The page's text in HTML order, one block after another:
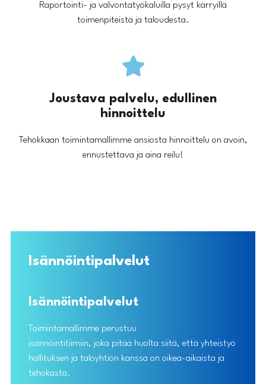
Raportointi- ja valvontatyökaluilla pysyt kärryillä
toimenpiteistä ja taloudesta.
Joustava palvelu, edullinen
hinnoittelu
Tehokkaan toimintamallimme ansiosta hinnoittelu on avoin,
ennustettava ja aina reilu!
Isännöintipalvelut
Isännöintipalvelut
Toimintamallimme perustuu
isännöintitiimiin, joka pitää huolta siitä, että yhteistyö
hallituksen ja taloyhtiön kanssa on oikea-aikaista ja
tehokasta.